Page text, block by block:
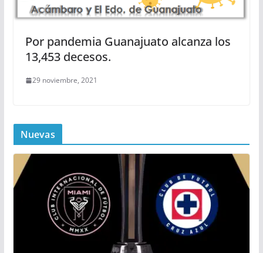
Por pandemia Guanajuato alcanza los
13,453 decesos.
29 noviembre, 2021
Nuevas